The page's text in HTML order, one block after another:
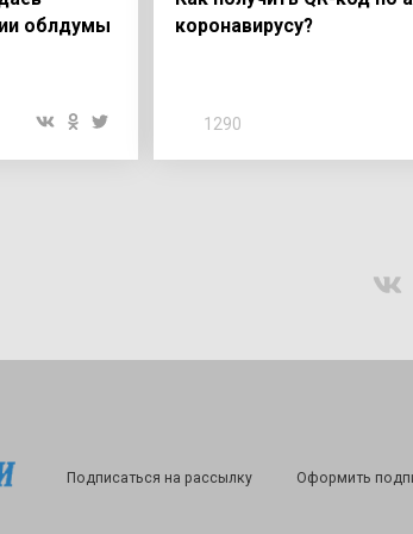
облдумы
коронавирусу?
1290
Подписаться на рассылку Оформить